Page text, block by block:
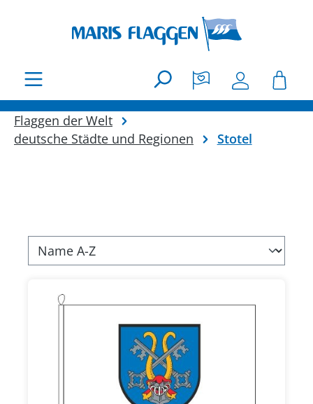
Flaggen der Welt
deutsche Städte und Regionen
Stotel